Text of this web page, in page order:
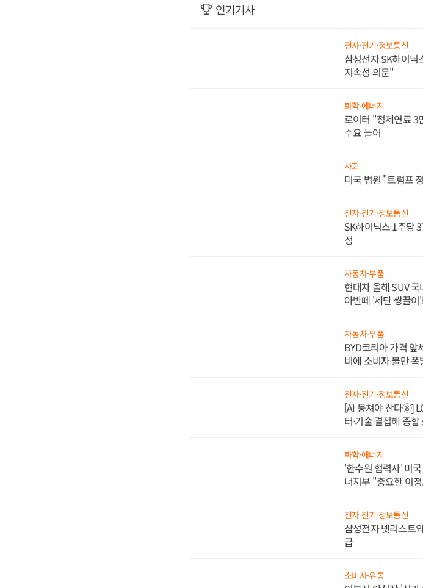
인기기사
전자·전기·정보통신
삼성전자 SK하이닉
지속성 의문"
화학·에너지
로이터 "정제연료 3
수요 늘어
사회
미국 법원 "트럼프
전자·전기·정보통신
SK하이닉스 1주당
정
자동차·부품
현대차 올해 SUV
아반떼 '세단 쌍끌이
자동차·부품
BYD코리아 가격 앞
비에 소비자 불만 폭
전자·전기·정보통신
[AI 뭉쳐야 산다⑧]
터·기술 결집해 종
화학·에너지
'한수원 협력사' 미
너지부 "중요한 이
전자·전기·정보통신
삼성전자 넷리스트
급
소비자·유통